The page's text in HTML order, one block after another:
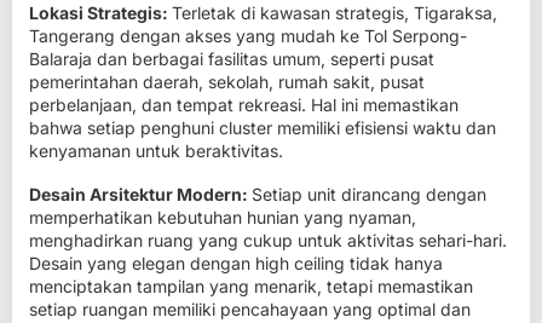
Lokasi Strategis: Terletak di kawasan strategis, Tigaraksa,
Tangerang dengan akses yang mudah ke Tol Serpong-
Balaraja dan berbagai fasilitas umum, seperti pusat
pemerintahan daerah, sekolah, rumah sakit, pusat
perbelanjaan, dan tempat rekreasi. Hal ini memastikan
bahwa setiap penghuni cluster memiliki efisiensi waktu dan
kenyamanan untuk beraktivitas.
Desain Arsitektur Modern: Setiap unit dirancang dengan
memperhatikan kebutuhan hunian yang nyaman,
menghadirkan ruang yang cukup untuk aktivitas sehari-hari.
Desain yang elegan dengan high ceiling tidak hanya
menciptakan tampilan yang menarik, tetapi memastikan
setiap ruangan memiliki pencahayaan yang optimal dan